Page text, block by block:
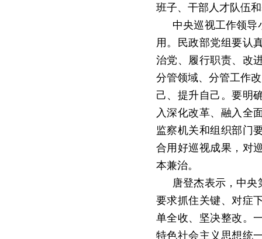
班子、干部人才队伍
中央巡视工作领
用。民政部党组要认
治党、履行职责、改
分管领域、分管工作
己、提升自己。要明
入深化改革、融入全
监察机关和组织部门
合用好巡视成果，对
本兼治。
唐登杰表示，中
要求抓住关键、对症
单全收、坚决整改。
特色社会主义思想统